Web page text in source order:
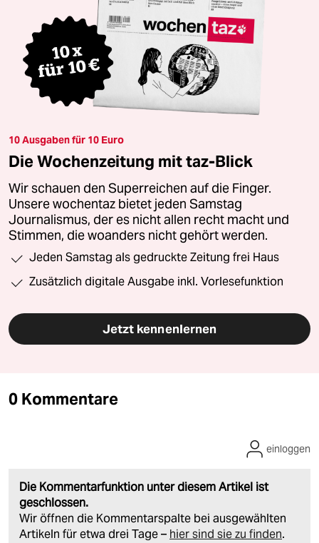
10 Ausgaben für 10 Euro
Die Wochenzeitung mit taz-Blick
Wir schauen den Superreichen auf die Finger.
Unsere wochentaz bietet jeden Samstag
Journalismus, der es nicht allen recht macht und
Stimmen, die woanders nicht gehört werden.
Jeden Samstag als gedruckte Zeitung frei Haus
Zusätzlich digitale Ausgabe inkl. Vorlesefunktion
Jetzt kennenlernen
0 Kommentare
Die Kommentarfunktion unter diesem Artikel ist
geschlossen.
Wir öffnen die Kommentarspalte bei ausgewählten
Artikeln für etwa drei Tage – hier sind sie zu finden.
einloggen